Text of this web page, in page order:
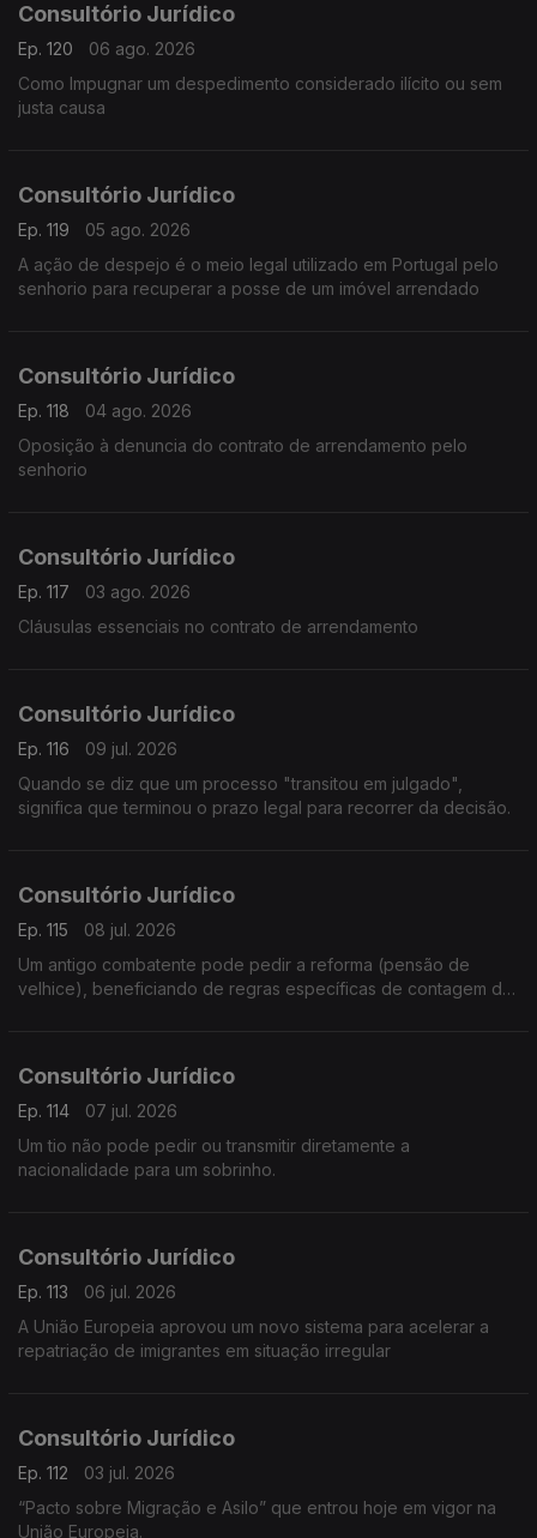
Consultório Jurídico
Ep. 120
06 ago. 2026
Como Impugnar um despedimento considerado ilícito ou sem
justa causa
Consultório Jurídico
Ep. 119
05 ago. 2026
A ação de despejo é o meio legal utilizado em Portugal pelo
senhorio para recuperar a posse de um imóvel arrendado
Consultório Jurídico
Ep. 118
04 ago. 2026
Oposição à denuncia do contrato de arrendamento pelo
senhorio
Consultório Jurídico
Ep. 117
03 ago. 2026
Cláusulas essenciais no contrato de arrendamento
Consultório Jurídico
Ep. 116
09 jul. 2026
Quando se diz que um processo "transitou em julgado",
significa que terminou o prazo legal para recorrer da decisão.
Consultório Jurídico
Ep. 115
08 jul. 2026
Um antigo combatente pode pedir a reforma (pensão de
velhice), beneficiando de regras específicas de contagem de
Consultório Jurídico
Ep. 114
07 jul. 2026
Um tio não pode pedir ou transmitir diretamente a
nacionalidade para um sobrinho.
Consultório Jurídico
Ep. 113
06 jul. 2026
A União Europeia aprovou um novo sistema para acelerar a
repatriação de imigrantes em situação irregular
Consultório Jurídico
Ep. 112
03 jul. 2026
“Pacto sobre Migração e Asilo” que entrou hoje em vigor na
União Europeia.